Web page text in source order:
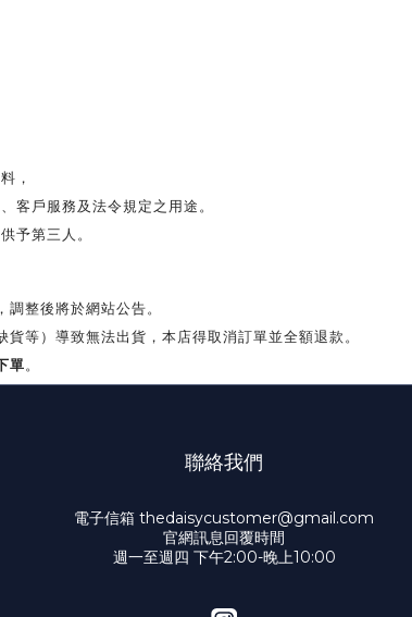
，
客戶服務及法令規定之用途。
予第三人。
整後將於網站公告。
等）導致無法出貨，本店得取消訂單並全額退款。
單。
聯絡我們
電子信箱 thedaisycustomer@gmail.com
官網訊息回覆時間
週一至週四 下午2:00-晚上10:00